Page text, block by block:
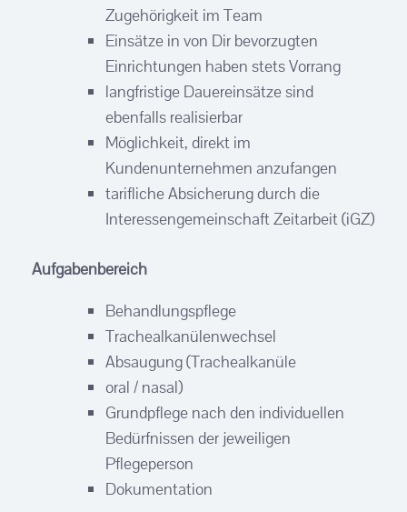
Zugehörigkeit im Team
Einsätze in von Dir bevorzugten
Einrichtungen haben stets Vorrang
langfristige Dauereinsätze sind
ebenfalls realisierbar
Möglichkeit, direkt im
Kundenunternehmen anzufangen
tarifliche Absicherung durch die
Interessengemeinschaft Zeitarbeit (iGZ)
Aufgabenbereich
Behandlungspflege
Trachealkanülenwechsel
Absaugung (Trachealkanüle
oral / nasal)
Grundpflege nach den individuellen
Bedürfnissen der jeweiligen
Pflegeperson
Dokumentation